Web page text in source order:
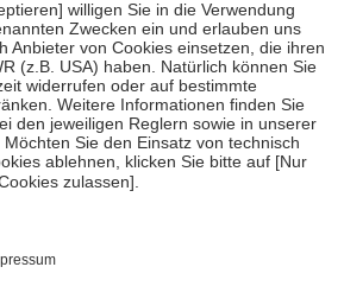
an bei:
bis zum vollendeten 18. Lebensjahr
und Früherkennung, die von der
dass es sich um echte Bewertungen